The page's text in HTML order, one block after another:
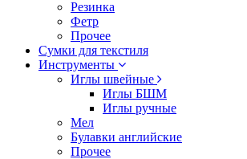
Резинка
Фетр
Прочее
Сумки для текстиля
Инструменты
Иглы швейные
Иглы БШМ
Иглы ручные
Мел
Булавки английские
Прочее